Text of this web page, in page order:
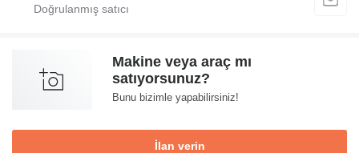
Makine veya araç mı
satıyorsunuz?
Bunu bizimle yapabilirsiniz!
İlan verin